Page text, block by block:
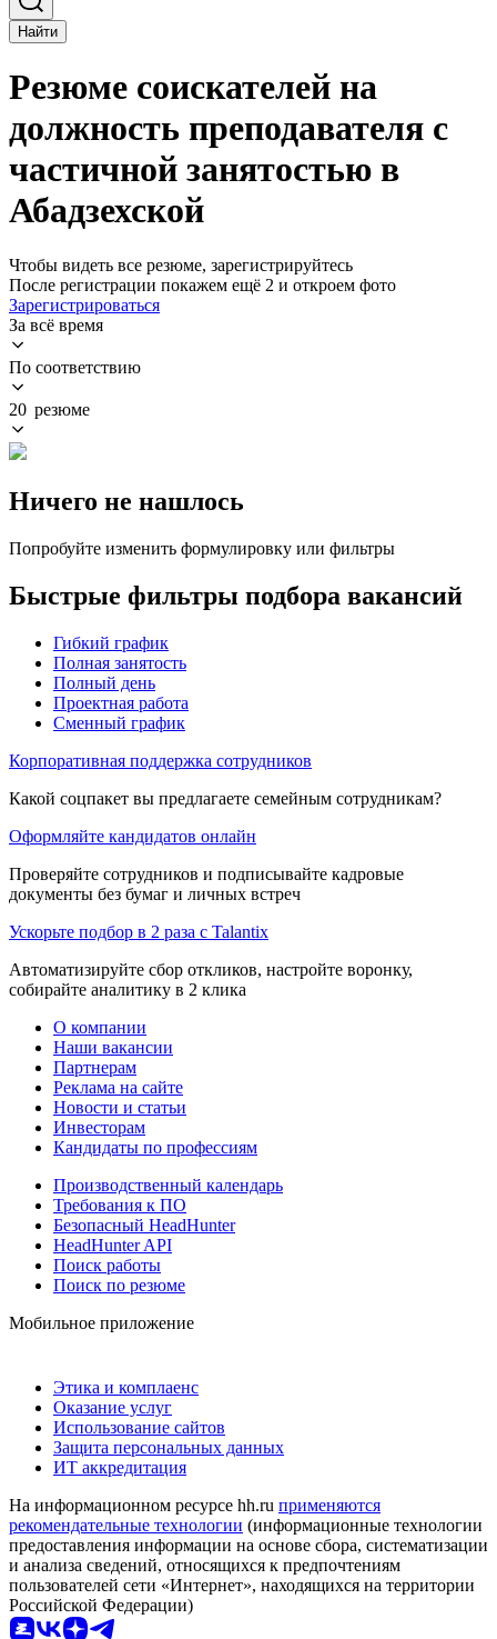
Найти
Резюме соискателей на
должность преподавателя с
частичной занятостью в
Абадзехской
Чтобы видеть все резюме, зарегистрируйтесь
После регистрации покажем ещё 2 и откроем фото
Зарегистрироваться
За всё время
По соответствию
20 резюме
Ничего не нашлось
Попробуйте изменить формулировку или фильтры
Быстрые фильтры подбора вакансий
Гибкий график
Полная занятость
Полный день
Проектная работа
Сменный график
Корпоративная поддержка сотрудников
Какой соцпакет вы предлагаете семейным сотрудникам?
Оформляйте кандидатов онлайн
Проверяйте сотрудников и подписывайте кадровые
документы без бумаг и личных встреч
Ускорьте подбор в 2 раза с Talantix
Автоматизируйте сбор откликов, настройте воронку,
собирайте аналитику в 2 клика
О компании
Наши вакансии
Партнерам
Реклама на сайте
Новости и статьи
Инвесторам
Кандидаты по профессиям
Производственный календарь
Требования к ПО
Безопасный HeadHunter
HeadHunter API
Поиск работы
Поиск по резюме
Мобильное приложение
Этика и комплаенс
Оказание услуг
Использование сайтов
Защита персональных данных
ИТ аккредитация
На информационном ресурсе hh.ru применяются
рекомендательные технологии (информационные технологии
предоставления информации на основе сбора, систематизации
и анализа сведений, относящихся к предпочтениям
пользователей сети «Интернет», находящихся на территории
Российской Федерации)